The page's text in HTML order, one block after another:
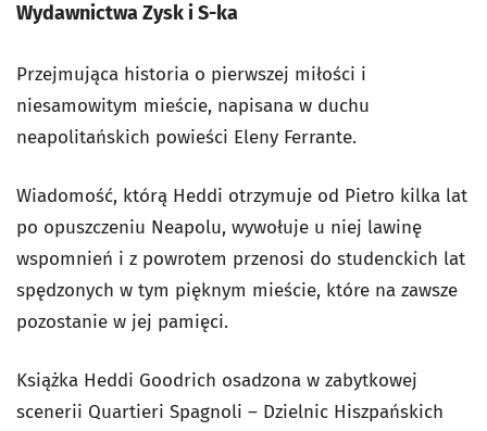
Wydawnictwa Zysk i S-ka
Przejmująca historia o pierwszej miłości i
niesamowitym mieście, napisana w duchu
neapolitańskich powieści Eleny Ferrante.
Wiadomość, którą Heddi otrzymuje od Pietro kilka lat
po opuszczeniu Neapolu, wywołuje u niej lawinę
wspomnień i z powrotem przenosi do studenckich lat
spędzonych w tym pięknym mieście, które na zawsze
pozostanie w jej pamięci.
Książka Heddi Goodrich osadzona w zabytkowej
scenerii Quartieri Spagnoli – Dzielnic Hiszpańskich